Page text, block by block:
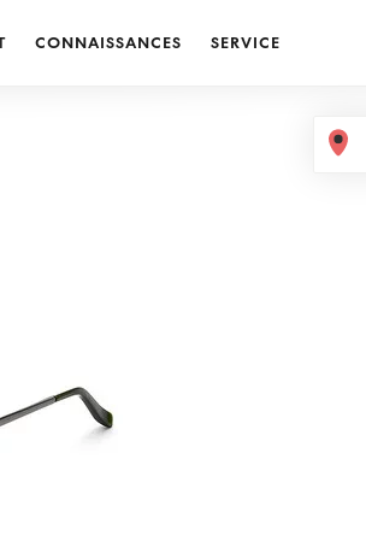
CONNAISSANCES SERVICE